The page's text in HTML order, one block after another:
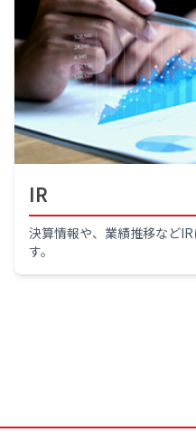
IR
決算情報や、業績推移など
す。